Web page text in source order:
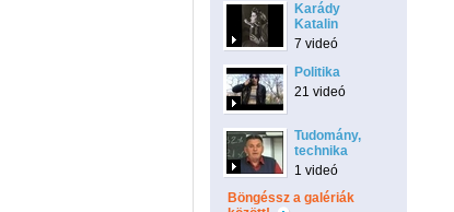
Karády
Katalin
7 videó
Politika
21 videó
Tudomány,
technika
1 videó
Böngéssz a galériák